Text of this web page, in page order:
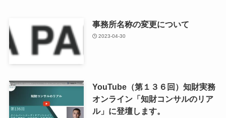
事務所名称の変更について
2023-04-30
YouTube（第１３６回）知財実務
オンライン「知財コンサルのリア
ル」に登壇します。